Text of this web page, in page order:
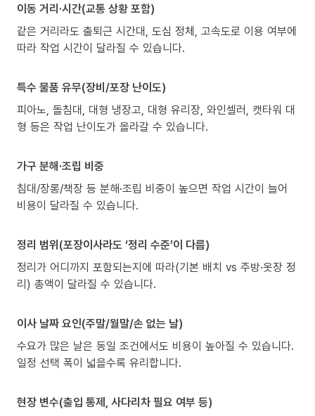
이동 거리·시간(교통 상황 포함)
같은 거리라도 출퇴근 시간대, 도심 정체, 고속도로 이용 여부에
따라 작업 시간이 달라질 수 있습니다.
특수 물품 유무(장비/포장 난이도)
피아노, 돌침대, 대형 냉장고, 대형 유리장, 와인셀러, 캣타워 대
형 등은 작업 난이도가 올라갈 수 있습니다.
가구 분해·조립 비중
침대/장롱/책장 등 분해·조립 비중이 높으면 작업 시간이 늘어
비용이 달라질 수 있습니다.
정리 범위(포장이사라도 ‘정리 수준’이 다름)
정리가 어디까지 포함되는지에 따라(기본 배치 vs 주방·옷장 정
리) 총액이 달라질 수 있습니다.
이사 날짜 요인(주말/월말/손 없는 날)
수요가 많은 날은 동일 조건에서도 비용이 높아질 수 있습니다.
일정 선택 폭이 넓을수록 유리합니다.
현장 변수(출입 통제, 사다리차 필요 여부 등)